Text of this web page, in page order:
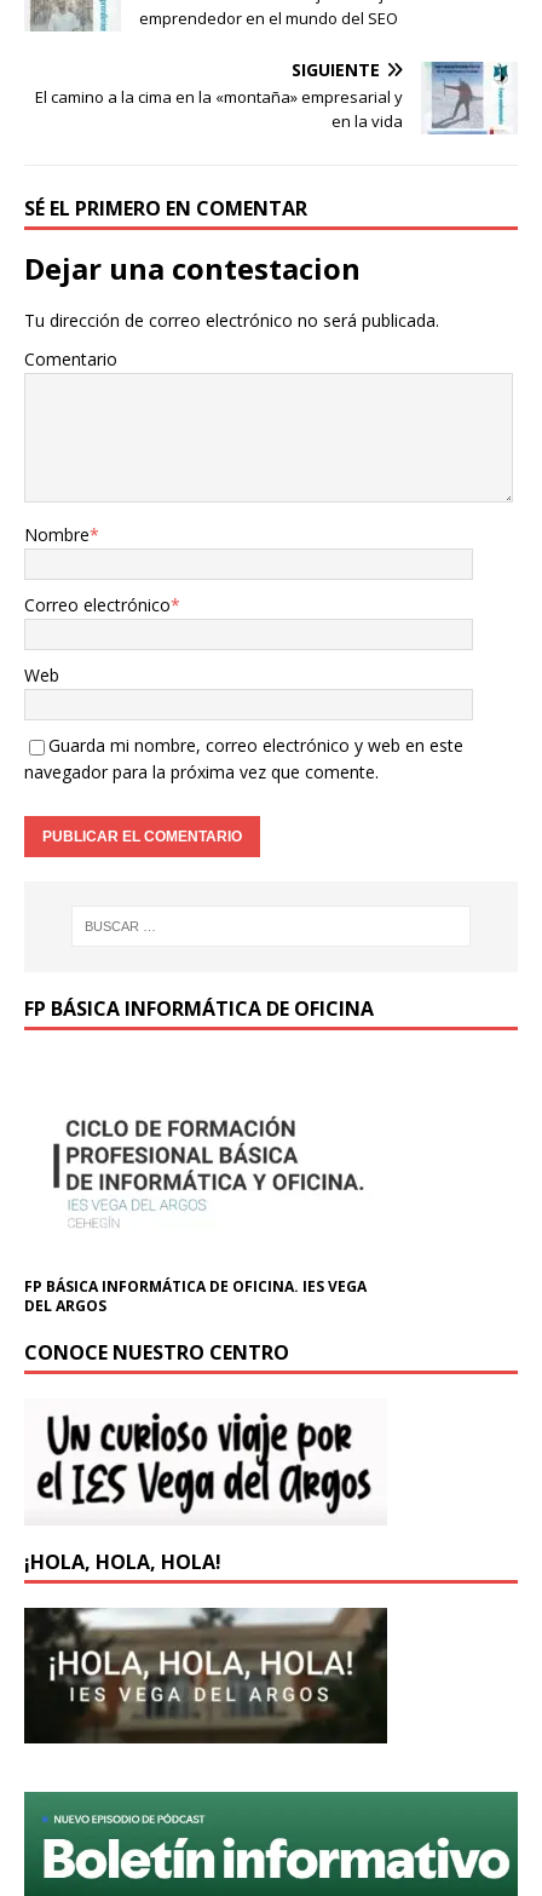
emprendedor en el mundo del SEO
SIGUIENTE
El camino a la cima en la «montaña» empresarial y
en la vida
SÉ EL PRIMERO EN COMENTAR
Dejar una contestacion
Tu dirección de correo electrónico no será publicada.
Comentario
Nombre*
Correo electrónico*
Web
Guarda mi nombre, correo electrónico y web en este
navegador para la próxima vez que comente.
FP BÁSICA INFORMÁTICA DE OFICINA
FP BÁSICA INFORMÁTICA DE OFICINA. IES VEGA
DEL ARGOS
CONOCE NUESTRO CENTRO
¡HOLA, HOLA, HOLA!